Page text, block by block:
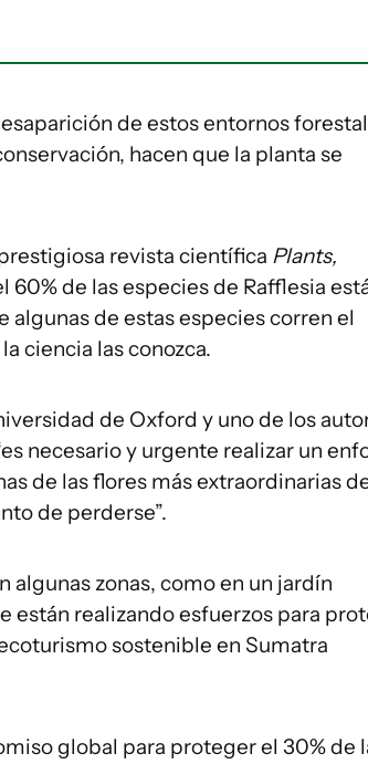
de estos entornos
hacen que la planta se
revista científica Plants,
60% de las especies de Rafflesia
algunas de estas especies corren el
ciencia las conozca.
de Oxford y uno de los
necesario y urgente realizar un
de las flores más extraordinarias
de perderse”.
zonas, como en un jardín
están realizando esfuerzos para
sostenible en Sumatra
global para proteger el 30% de